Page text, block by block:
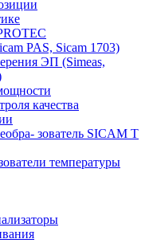
PAS, Sicam 1703)
ЭП (Simeas,
качества
зователь SICAM T
температуры